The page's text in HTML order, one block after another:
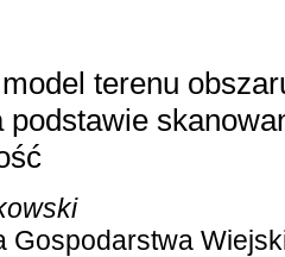
terenu
podstawie
Gospodarstwa